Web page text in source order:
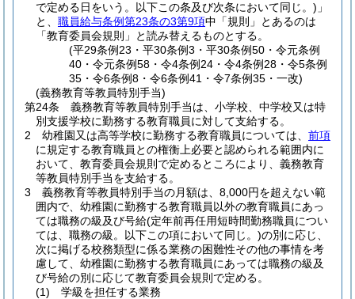
で定める日をいう。以下この条及び次条において同じ。) 」
と、 職員給与条例第23条の3第9項中「規則」とあるのは
「教育委員会規則」と読み替えるものとする。
(平29条例23・平30条例3・平30条例50・令元条例
40・令元条例58・令4条例24・令4条例28・令5条例
35・令6条例8・令6条例41・令7条例35・一改)
(義務教育等教員特別手当)
第24条
義務教育等教員特別手当は、小学校、中学校又は特
別支援学校に勤務する教育職員に対して支給する。
2
幼稚園又は高等学校に勤務する教育職員については、 前項
に規定する教育職員との権衡上必要と認められる範囲内に
おいて、教育委員会規則で定めるところにより、義務教育
等教員特別手当を支給する。
3
義務教育等教員特別手当の月額は、8,000円を超えない範
囲内で、幼稚園に勤務する教育職員以外の教育職員にあっ
ては職務の級及び号給(定年前再任用短時間勤務職員につい
ては、職務の級。以下この項において同じ。)の別に応じ、
次に掲げる校務類型に係る業務の困難性その他の事情を考
慮して、幼稚園に勤務する教育職員にあっては職務の級及
び号給の別に応じて教育委員会規則で定める。
(1)
学級を担任する業務